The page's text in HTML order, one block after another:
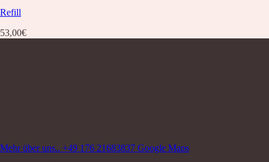
Refill
53,00€
Mehr über uns.. +49 176 21683837 Google Maps